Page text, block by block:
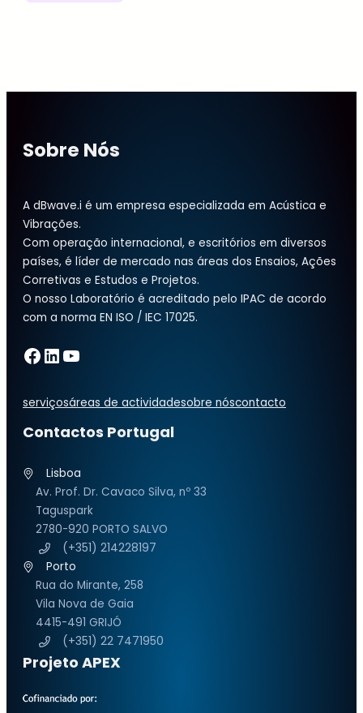
Sobre Nós
A dBwave.i é um empresa especializada em Acústica e
Vibrações.
Com operação internacional, e escritórios em diversos
países, é líder de mercado nas áreas dos Ensaios, Ações
Corretivas e Estudos e Projetos.
O nosso Laboratório é acreditado pelo IPAC de acordo
com a norma EN ISO / IEC 17025.
Facebook LinkedIn YouTube
serviçosáreas de actividadesobre nóscontacto
Contactos Portugal
Lisboa
Av. Prof. Dr. Cavaco Silva, nº 33
Taguspark
2780-920 PORTO SALVO
(+351) 214228197
Porto
Rua do Mirante, 258
Vila Nova de Gaia
4415-491 GRIJÓ
(+351) 22 7471950
Projeto APEX